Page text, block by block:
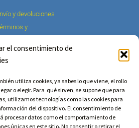
el consentimiento de
utiliza cookies, ya sabes lo que viene, el rollo
o elegir. Para qué sirven, se supone que para
utilizamos tecnologías como las cookies para
del dispositivo. El consentimiento de
procesar datos como el comportamiento de
únicas en este sitio. No consentir o retirar el
y devoluciones
y
legal y política
privacidad